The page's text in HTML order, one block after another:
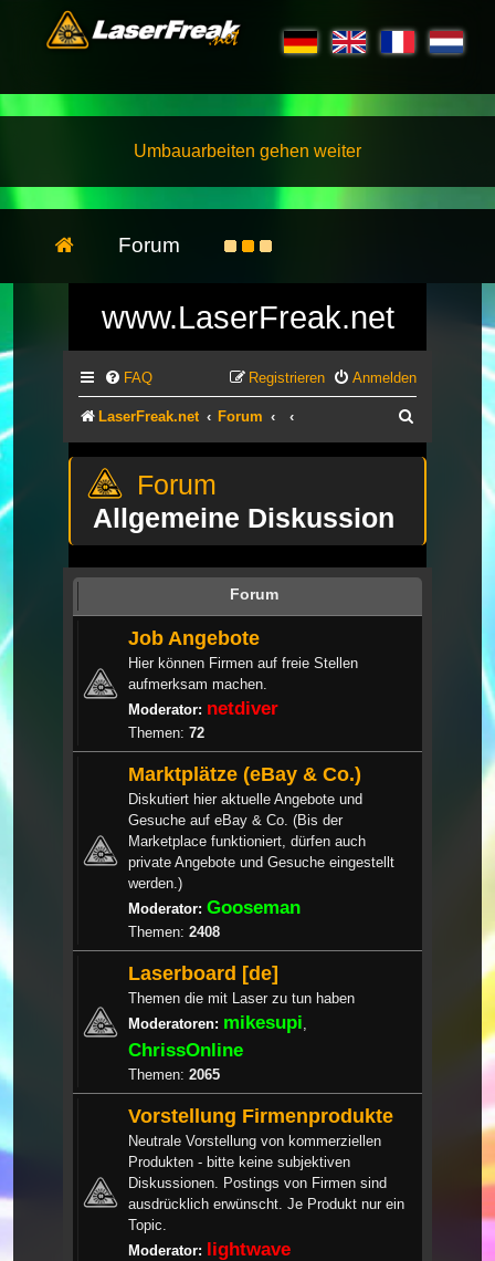
Umbauarbeiten gehen weiter
Forum
www.LaserFreak.net
FAQ Anmelden
Registrieren
LaserFreak.net Forum
Allgemeine Diskussion
Forum
Job Angebote
Hier können Firmen auf freie Stellen
aufmerksam machen.
Moderator: netdiver
Themen: 72
Marktplätze (eBay & Co.)
Diskutiert hier aktuelle Angebote und
Gesuche auf eBay & Co. (Bis der
Marketplace funktioniert, dürfen auch
private Angebote und Gesuche eingestellt
werden.)
Moderator: Gooseman
Themen: 2408
Laserboard [de]
Themen die mit Laser zu tun haben
Moderatoren: mikesupi
ChrissOnline
Themen: 2065
Vorstellung Firmenprodukte
Neutrale Vorstellung von kommerziellen
Produkten - bitte keine subjektiven
Diskussionen. Postings von Firmen sind
ausdrücklich erwünscht. Je Produkt nur ein
Topic.
Moderator: lightwave